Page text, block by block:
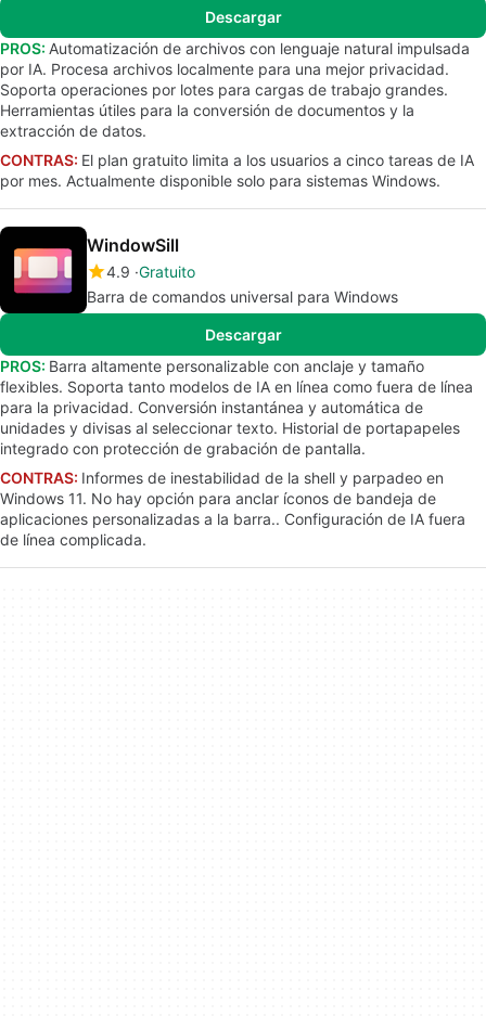
Descargar
PROS: Automatización de archivos con lenguaje natural impulsada
por IA. Procesa archivos localmente para una mejor privacidad.
Soporta operaciones por lotes para cargas de trabajo grandes.
Herramientas útiles para la conversión de documentos y la
extracción de datos.
CONTRAS: El plan gratuito limita a los usuarios a cinco tareas de IA
por mes. Actualmente disponible solo para sistemas Windows.
WindowSill
4.9 Gratuito
Barra de comandos universal para Windows
Descargar
PROS: Barra altamente personalizable con anclaje y tamaño
flexibles. Soporta tanto modelos de IA en línea como fuera de línea
para la privacidad. Conversión instantánea y automática de
unidades y divisas al seleccionar texto. Historial de portapapeles
integrado con protección de grabación de pantalla.
CONTRAS: Informes de inestabilidad de la shell y parpadeo en
Windows 11. No hay opción para anclar íconos de bandeja de
aplicaciones personalizadas a la barra.. Configuración de IA fuera
de línea complicada.